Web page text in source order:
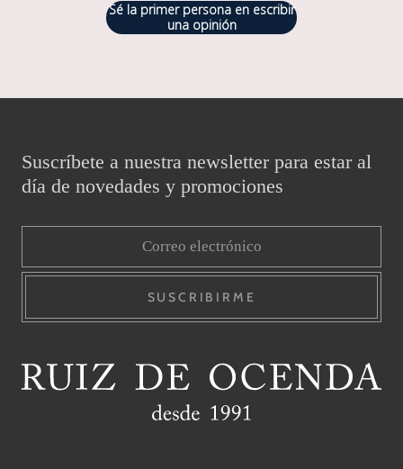
Sé la primer persona en escribir
una opinión
Suscríbete a nuestra newsletter para estar al
día de novedades y promociones
SUSCRIBIRME